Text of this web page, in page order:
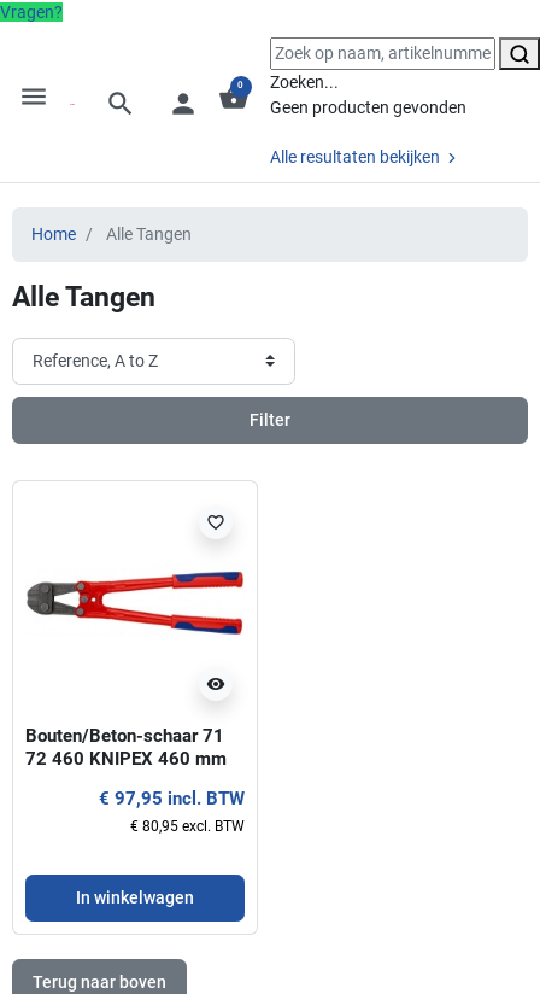
Vragen?
menu search person shopping_basket
0
Zoeken...
Geen producten gevonden
Alle resultaten bekijken
Home Alle Tangen
Alle Tangen
Filter
visibility
favorite_border
Bouten/Beton-schaar 71
72 460 KNIPEX 460 mm
€ 97,95 incl. BTW
€ 80,95 excl. BTW
In winkelwagen
Terug naar boven